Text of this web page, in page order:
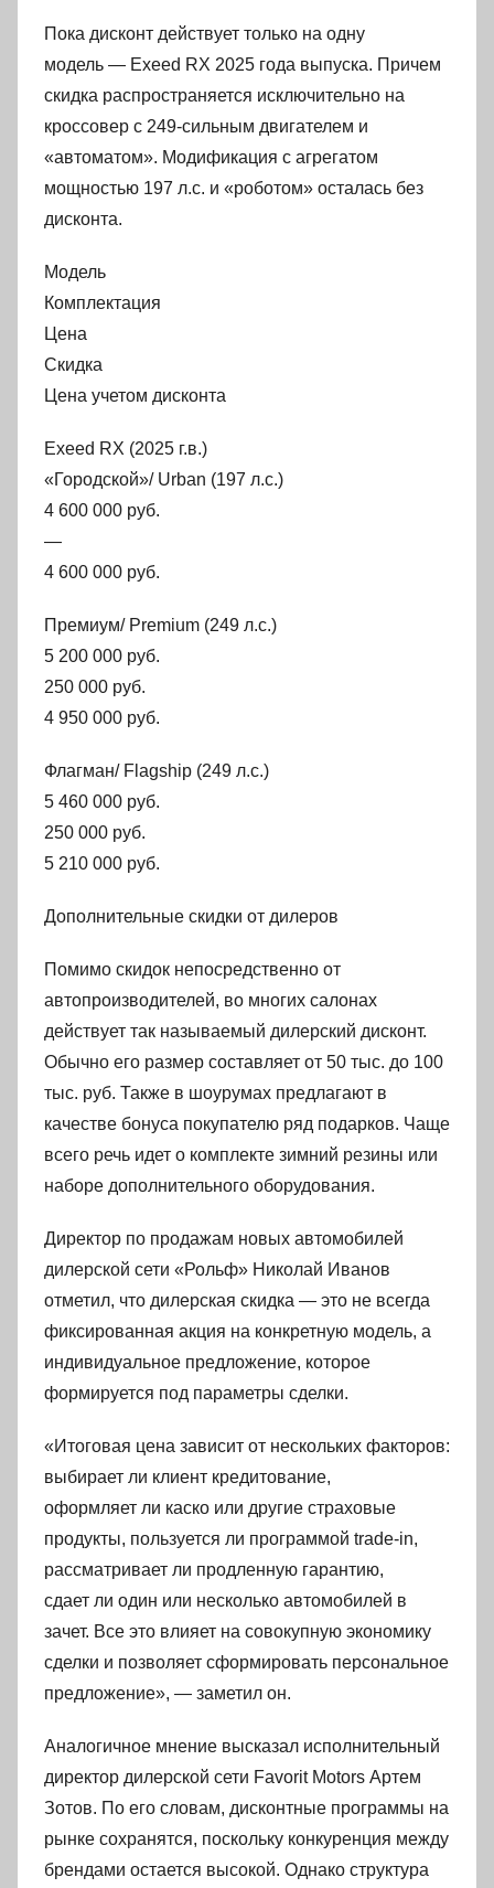
Пока дисконт действует только на одну
модель — Exeed RX 2025 года выпуска. Причем
скидка распространяется исключительно на
кроссовер с 249-сильным двигателем и
«автоматом». Модификация с агрегатом
мощностью 197 л.с. и «роботом» осталась без
дисконта.
Модель
Комплектация
Цена
Скидка
Цена учетом дисконта
Exeed RX (2025 г.в.)
«Городской»/ Urban (197 л.с.)
4 600 000 руб.
—
4 600 000 руб.
Премиум/ Premium (249 л.с.)
5 200 000 руб.
250 000 руб.
4 950 000 руб.
Флагман/ Flagship (249 л.с.)
5 460 000 руб.
250 000 руб.
5 210 000 руб.
Дополнительные скидки от дилеров
Помимо скидок непосредственно от
автопроизводителей, во многих салонах
действует так называемый дилерский дисконт.
Обычно его размер составляет от 50 тыс. до 100
тыс. руб. Также в шоурумах предлагают в
качестве бонуса покупателю ряд подарков. Чаще
всего речь идет о комплекте зимний резины или
наборе дополнительного оборудования.
Директор по продажам новых автомобилей
дилерской сети «Рольф» Николай Иванов
отметил, что дилерская скидка — это не всегда
фиксированная акция на конкретную модель, а
индивидуальное предложение, которое
формируется под параметры сделки.
«Итоговая цена зависит от нескольких факторов:
выбирает ли клиент кредитование,
оформляет ли каско или другие страховые
продукты, пользуется ли программой trade-in,
рассматривает ли продленную гарантию,
сдает ли один или несколько автомобилей в
зачет. Все это влияет на совокупную экономику
сделки и позволяет сформировать персональное
предложение», — заметил он.
Аналогичное мнение высказал исполнительный
директор дилерской сети Favorit Motors Артем
Зотов. По его словам, дисконтные программы на
рынке сохранятся, поскольку конкуренция между
брендами остается высокой. Однако структура